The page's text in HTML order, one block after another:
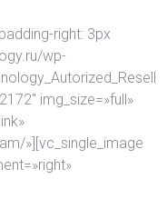
right: 3px
wp-
img_size=»full»
»][vc_single_image